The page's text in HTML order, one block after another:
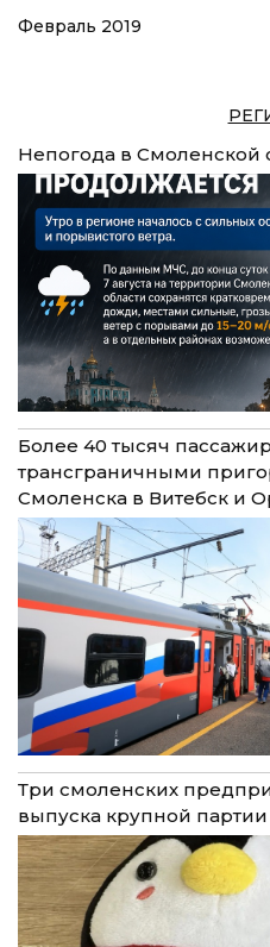
Февраль 2019
Непогода в Смоленской
Более 40 тысяч
трансграничными
Смоленска в Витебск и
Три смоленских
выпуска крупной